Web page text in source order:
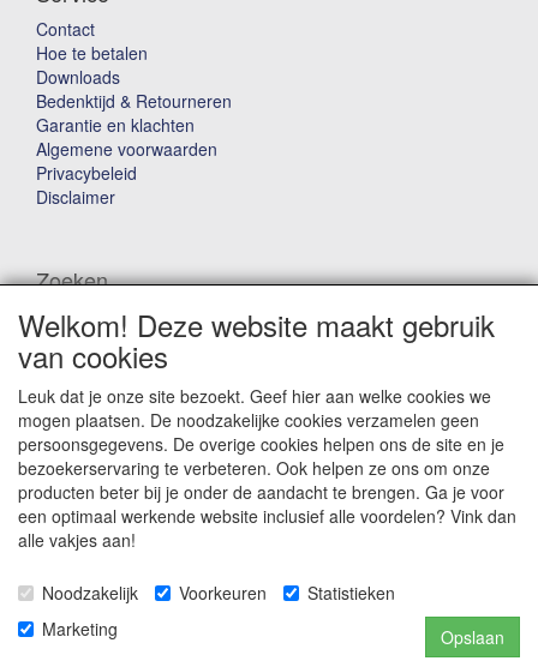
Contact
Hoe te betalen
Downloads
Bedenktijd & Retourneren
Garantie en klachten
Algemene voorwaarden
Privacybeleid
Disclaimer
Zoeken
Waar ben je naar op zoek?
Winkelwagen
Uw winkelwagen is leeg
Welkom! Deze website maakt gebruik
van cookies
Leuk dat je onze site bezoekt. Geef hier aan welke cookies we
mogen plaatsen. De noodzakelijke cookies verzamelen geen
persoonsgegevens. De overige cookies helpen ons de site en je
bezoekerservaring te verbeteren. Ook helpen ze ons om onze
producten beter bij je onder de aandacht te brengen. Ga je voor
een optimaal werkende website inclusief alle voordelen? Vink dan
alle vakjes aan!
Noodzakelijk Voorkeuren
Statistieken
Marketing
Opslaan